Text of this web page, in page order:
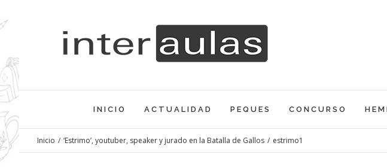
al
INICIO ACTUALIDAD PEQUES CONCURSO
Inicio / ‘Estrimo’, youtuber, speaker y jurado en la Batalla de Gallos / estrimo1